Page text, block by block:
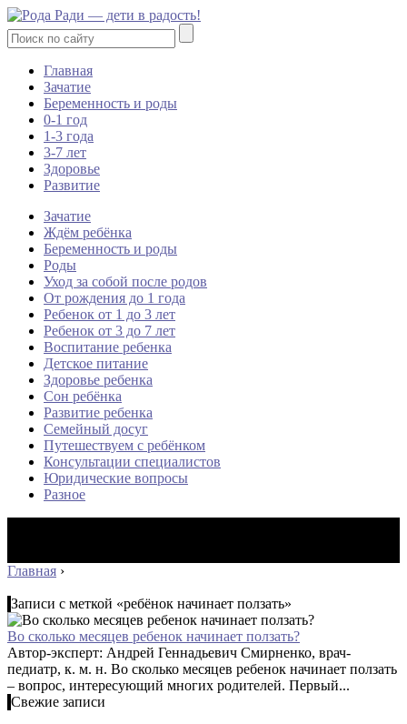
Главная
Зачатие
Беременность и роды
0-1 год
1-3 года
3-7 лет
Здоровье
Развитие
Зачатие
Ждём ребёнка
Беременность и роды
Роды
Уход за собой после родов
От рождения до 1 года
Ребенок от 1 до 3 лет
Ребенок от 3 до 7 лет
Воспитание ребенка
Детское питание
Здоровье ребенка
Сон ребёнка
Развитие ребенка
Семейный досуг
Путешествуем с ребёнком
Консультации специалистов
Юридические вопросы
Разное
Главная ›
Записи с меткой «ребёнок начинает ползать»
Во сколько месяцев ребенок начинает ползать?
Автор-эксперт: Андрей Геннадьевич Смирненко, врач-
педиатр, к. м. н. Во сколько месяцев ребенок начинает ползать
– вопрос, интересующий многих родителей. Первый...
Свежие записи